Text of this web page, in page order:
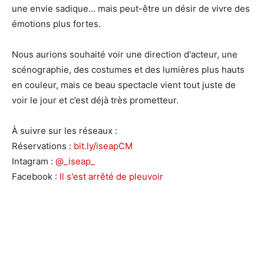
une envie sadique... mais peut-être un désir de vivre des
émotions plus fortes.
Nous aurions souhaité voir une direction d'acteur, une
scénographie, des costumes et des lumières plus hauts
en couleur, mais ce beau spectacle vient tout juste de
voir le jour et c’est déjà très prometteur.
À suivre sur les réseaux :
Réservations : bit.ly/iseapCM
Intagram : @_iseap_
Facebook : Il s'est arrêté de pleuvoir